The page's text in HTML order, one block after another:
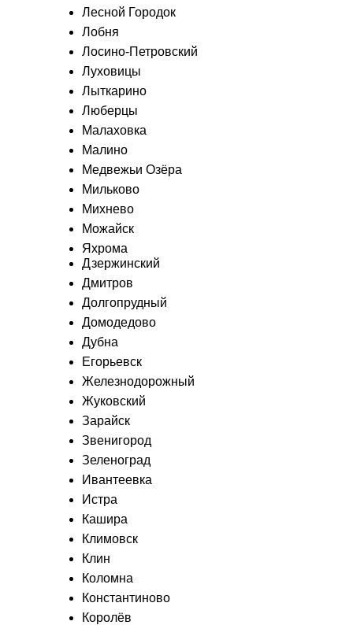
Дзержинский
Дмитров
Долгопрудный
Домодедово
Дубна
Егорьевск
Железнодорожный
Жуковский
Зарайск
Звенигород
Зеленоград
Ивантеевка
Истра
Кашира
Климовск
Клин
Коломна
Константиново
Королёв
Лесной Городок
Лобня
Лосино-Петровский
Луховицы
Лыткарино
Люберцы
Малаховка
Малино
Медвежьи Озёра
Мильково
Михнево
Можайск
Яхрома